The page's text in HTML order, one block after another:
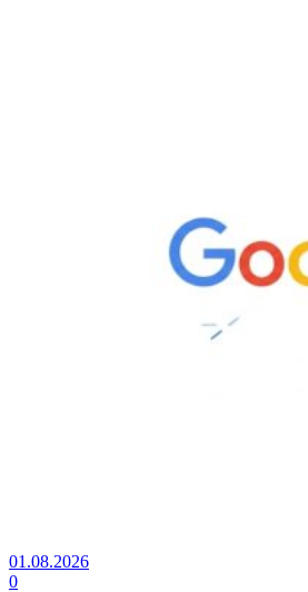
01.08.2026
0